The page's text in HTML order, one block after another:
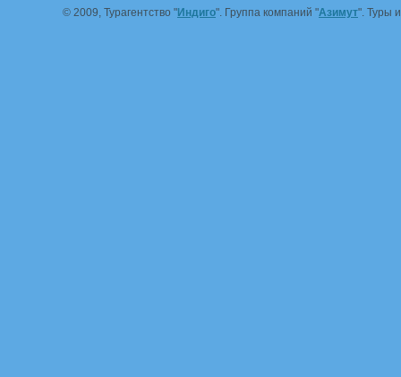
© 2009, Турагентство "Индиго". Группа компаний "Азимут". Туры